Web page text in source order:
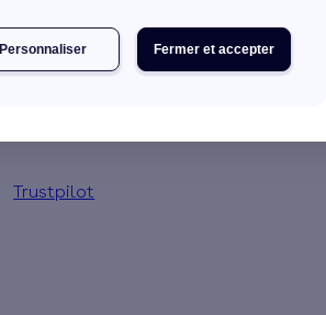
Fermer et accepter
Personnaliser
+ de 15 ans
Trustpilot